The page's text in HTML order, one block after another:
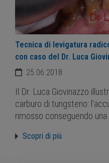
Tecnica di levigatura
con caso del Dr. Luca
25.06.2018
Il Dr. Luca Giovinazzo
carburo di tungsteno:
rimosso conseguendo
Scopri di più